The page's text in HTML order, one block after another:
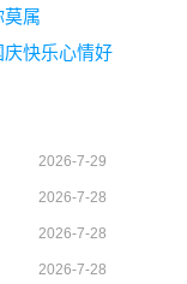
莫属
快乐心情好
2026-7-29
2026-7-28
2026-7-28
2026-7-28